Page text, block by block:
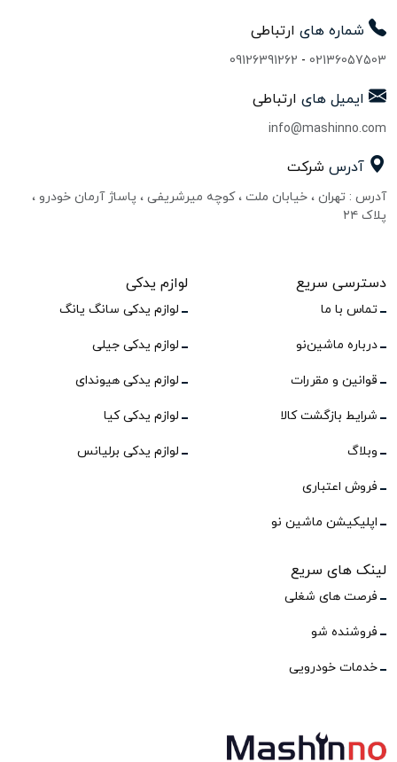
شماره های ارتباطی
02136057503
-
09126391262
ایمیل های ارتباطی
info@mashinno.com
آدرس شرکت
آدرس : تهران ، خیابان ملت ، کوچه میرشریفی ، پاساژ آرمان خودرو ،
پلاک ۲۴
دسترسی سریع
تماس با ما
درباره ماشین‌نو
قوانین و مقررات
شرایط بازگشت کالا
وبلاگ
فروش اعتباری
اپلیکیشن ماشین نو
لوازم یدکی
لوازم یدکی سانگ یانگ
لوازم یدکی جیلی
لوازم یدکی هیوندای
لوازم یدکی کیا
لوازم یدکی برلیانس
لینک های سریع
فرصت های شغلی
فروشنده شو
خدمات خودرویی